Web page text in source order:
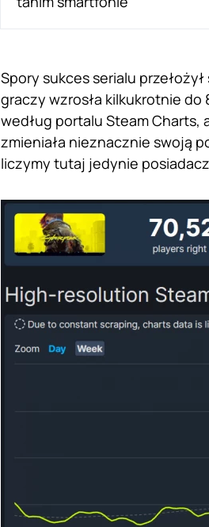
Spory sukces serialu
graczy wzrosła kilkukrotnie
według portalu Steam Charts,
zmieniała nieznacznie swoją
liczymy tutaj jedynie